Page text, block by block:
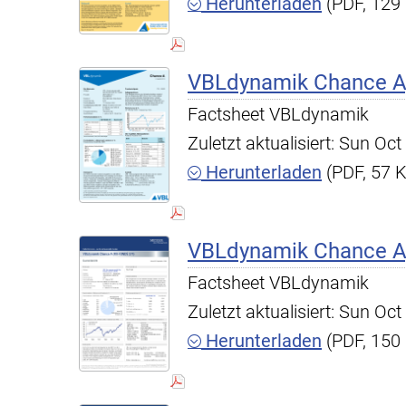
VBLdynamik Chance
Factsheet VBLdynamik
Zuletzt aktualisiert: Sun
Herunterladen (PDF, 57
VBLdynamik Chance
Factsheet VBLdynamik
Zuletzt aktualisiert: Sun
Herunterladen (PDF,